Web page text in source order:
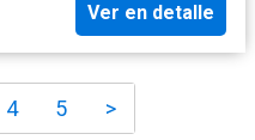
Ver en detalle
4 5 >